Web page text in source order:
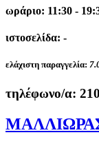
ωράριο: 11:30 -
ιστοσελίδα: -
ελάχιστη παραγγελία:
τηλέφωνο/α: